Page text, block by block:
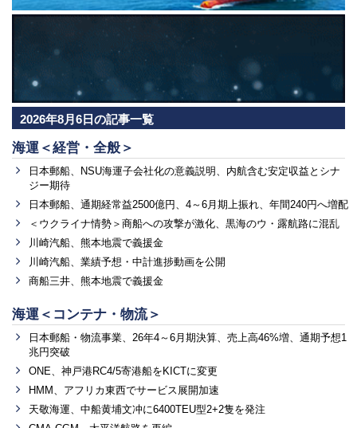
2026年8月6日の記事一覧
海運＜経営・全般＞
日本郵船、NSU海運子会社化の意義説明、内航含む安定収益とシナ
ジー期待
日本郵船、通期経常益2500億円、4～6月期上振れ、年間240円へ増配
＜ウクライナ情勢＞商船への攻撃が激化、黒海のウ・露航路に混乱
川崎汽船、熊本地震で義援金
川崎汽船、業績予想・中計進捗動画を公開
商船三井、熊本地震で義援金
海運＜コンテナ・物流＞
日本郵船・物流事業、26年4～6月期決算、売上高46%増、通期予想1
兆円突破
ONE、神戸港RC4/5寄港船をKICTに変更
HMM、アフリカ東西でサービス展開加速
天敬海運、中船黄埔文冲に6400TEU型2+2隻を発注